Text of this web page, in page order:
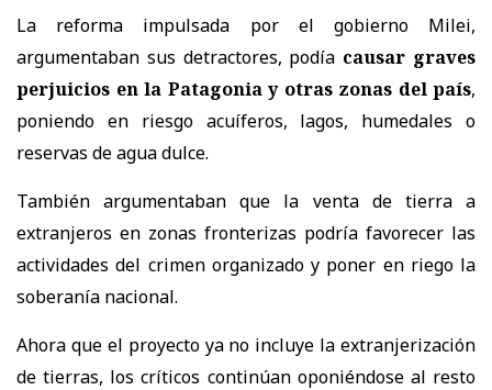
La reforma impulsada por el gobierno Milei,
argumentaban sus detractores, podía causar graves
perjuicios en la Patagonia y otras zonas del país,
poniendo en riesgo acuíferos, lagos, humedales o
reservas de agua dulce.
También argumentaban que la venta de tierra a
extranjeros en zonas fronterizas podría favorecer las
actividades del crimen organizado y poner en riego la
soberanía nacional.
Ahora que el proyecto ya no incluye la extranjerización
de tierras, los críticos continúan oponiéndose al resto